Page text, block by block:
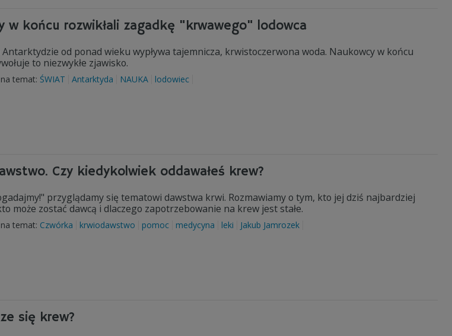
w końcu rozwikłali zagadkę "krwawego" lodowca
Antarktydzie od ponad wieku wypływa tajemnicza, krwistoczerwona woda. Naukowcy w końcu
to niezwykłe zjawisko.
temat: ŚWIAT Antarktyda NAUKA lodowiec
Czy kiedykolwiek oddawałeś krew?
przyglądamy się tematowi dawstwa krwi. Rozmawiamy o tym, kto jej dziś najbardziej
może zostać dawcą i dlaczego zapotrzebowanie na krew jest stałe.
temat: Czwórka krwiodawstwo pomoc medycyna leki Jakub Jamrozek
się krew?